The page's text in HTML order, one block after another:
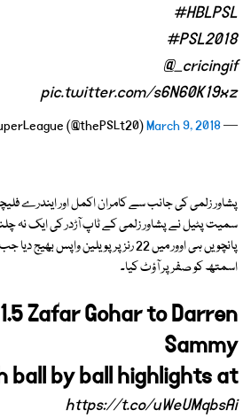
#HBLPSL
#PSL2018
@_cricingif
pic.twitter.com/s6N60K19xz
— PakistanSuperLeague (@thePSLt20)
March 9, 2018
پشاور زلمی کی جانب سے کامران اکمل اور ایندرے فلیچر
سمیت پٹیل نے پشاور زلمی کے ٹاپ آڑدر کی ایک نہ
اسمتھ کو صفر پر آؤٹ کیا۔
Zafar Gohar to Darren
Sammy
ball by ball highlights at
https://t.co/uWeUMqbsAi